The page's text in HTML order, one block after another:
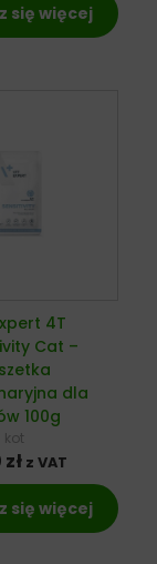
się więcej
4T
Cat –
dla
100g
kot
zł z VAT
się więcej